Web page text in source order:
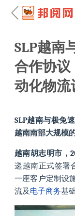
SLP越南
合作协议
动化物流
SLP越南与极兔
越南南部大规模
越南胡志明市，
递越南正式签署
一座客户定制设
流及 电子商务基